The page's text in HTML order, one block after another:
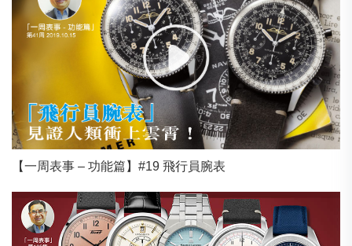
【一周表事 – 功能篇】#19 飛行員腕表